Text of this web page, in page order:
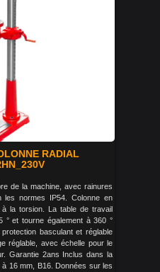
RADIAL
de la machine, avec rainures
les normes IP54. Colonne en
la torsion. La table de travail
° et tourne également à 360 °
basculant et réglable
réglable, avec échelle pour le
Garantie 2ans Inclus dans la
16 mm, B16. Données sur les